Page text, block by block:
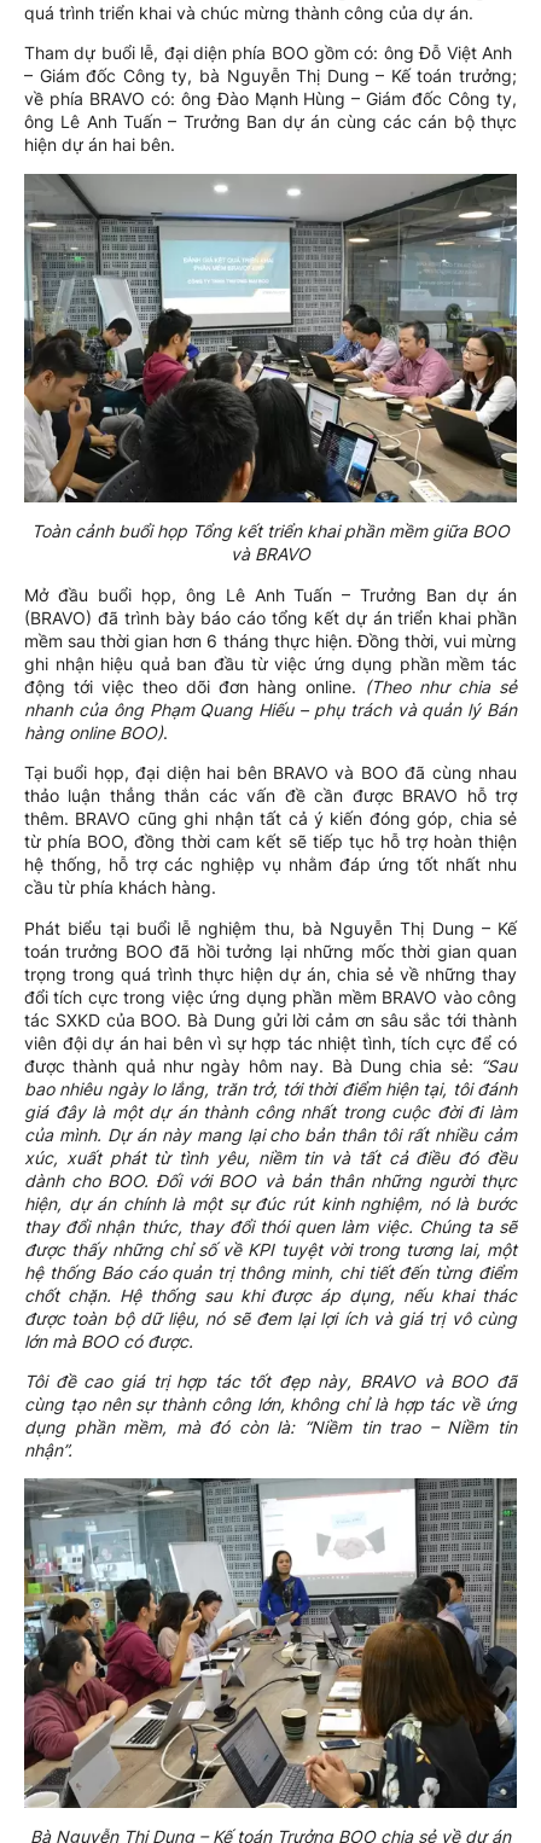
quá trình triển khai và chúc mừng thành công của dự án.
Tham dự buổi lễ, đại diện phía BOO gồm có: ông Đỗ Việt Anh
– Giám đốc Công ty, bà Nguyễn Thị Dung – Kế toán trưởng;
về phía BRAVO có: ông Đào Mạnh Hùng – Giám đốc Công ty,
ông Lê Anh Tuấn – Trưởng Ban dự án cùng các cán bộ thực
hiện dự án hai bên.
Toàn cảnh buổi họp Tổng kết triển khai phần mềm giữa BOO
và BRAVO
Mở đầu buổi họp, ông Lê Anh Tuấn – Trưởng Ban dự án
(BRAVO) đã trình bày báo cáo tổng kết dự án triển khai phần
mềm sau thời gian hơn 6 tháng thực hiện. Đồng thời, vui mừng
ghi nhận hiệu quả ban đầu từ việc ứng dụng phần mềm tác
động tới việc theo dõi đơn hàng online. (Theo như chia sẻ
nhanh của ông Phạm Quang Hiếu – phụ trách và quản lý Bán
hàng online BOO).
Tại buổi họp, đại diện hai bên BRAVO và BOO đã cùng nhau
thảo luận thẳng thắn các vấn đề cần được BRAVO hỗ trợ
thêm. BRAVO cũng ghi nhận tất cả ý kiến đóng góp, chia sẻ
từ phía BOO, đồng thời cam kết sẽ tiếp tục hỗ trợ hoàn thiện
hệ thống, hỗ trợ các nghiệp vụ nhằm đáp ứng tốt nhất nhu
cầu từ phía khách hàng.
Phát biểu tại buổi lễ nghiệm thu, bà Nguyễn Thị Dung – Kế
toán trưởng BOO đã hồi tưởng lại những mốc thời gian quan
trọng trong quá trình thực hiện dự án, chia sẻ về những thay
đổi tích cực trong việc ứng dụng phần mềm BRAVO vào công
tác SXKD của BOO. Bà Dung gửi lời cảm ơn sâu sắc tới thành
viên đội dự án hai bên vì sự hợp tác nhiệt tình, tích cực để có
được thành quả như ngày hôm nay. Bà Dung chia sẻ: “Sau
bao nhiêu ngày lo lắng, trăn trở, tới thời điểm hiện tại, tôi đánh
giá đây là một dự án thành công nhất trong cuộc đời đi làm
của mình. Dự án này mang lại cho bản thân tôi rất nhiều cảm
xúc, xuất phát từ tình yêu, niềm tin và tất cả điều đó đều
dành cho BOO. Đối với BOO và bản thân những người thực
hiện, dự án chính là một sự đúc rút kinh nghiệm, nó là bước
thay đổi nhận thức, thay đổi thói quen làm việc. Chúng ta sẽ
được thấy những chỉ số về KPI tuyệt vời trong tương lai, một
hệ thống Báo cáo quản trị thông minh, chi tiết đến từng điểm
chốt chặn. Hệ thống sau khi được áp dụng, nếu khai thác
được toàn bộ dữ liệu, nó sẽ đem lại lợi ích và giá trị vô cùng
lớn mà BOO có được.
Tôi đề cao giá trị hợp tác tốt đẹp này, BRAVO và BOO đã
cùng tạo nên sự thành công lớn, không chỉ là hợp tác về ứng
dụng phần mềm, mà đó còn là: “Niềm tin trao – Niềm tin
nhận”.
Bà Nguyễn Thị Dung – Kế toán Trưởng BOO chia sẻ về dự án